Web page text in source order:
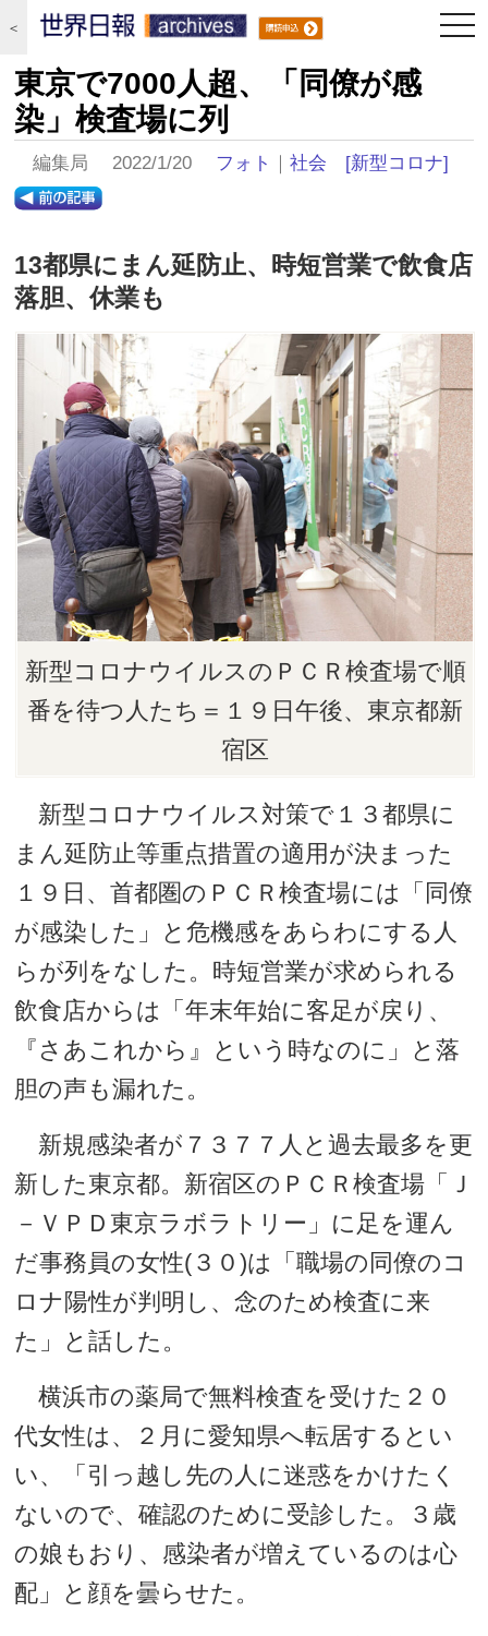
＜
東京で7000人超、「同僚が感
染」検査場に列
編集局 2022/1/20 フォト ｜社会 [新型コロナ]
13都県にまん延防止、時短営業で飲食店
落胆、休業も
新型コロナウイルスのＰＣＲ検査場で順
番を待つ人たち＝１９日午後、東京都新
宿区
新型コロナウイルス対策で１３都県に
まん延防止等重点措置の適用が決まった
１９日、首都圏のＰＣＲ検査場には「同僚
が感染した」と危機感をあらわにする人
らが列をなした。時短営業が求められる
飲食店からは「年末年始に客足が戻り、
『さあこれから』という時なのに」と落
胆の声も漏れた。
新規感染者が７３７７人と過去最多を更
新した東京都。新宿区のＰＣＲ検査場「Ｊ
－ＶＰＤ東京ラボラトリー」に足を運ん
だ事務員の女性(３０)は「職場の同僚のコ
ロナ陽性が判明し、念のため検査に来
た」と話した。
横浜市の薬局で無料検査を受けた２０
代女性は、２月に愛知県へ転居するとい
い、「引っ越し先の人に迷惑をかけたく
ないので、確認のために受診した。３歳
の娘もおり、感染者が増えているのは心
配」と顔を曇らせた。